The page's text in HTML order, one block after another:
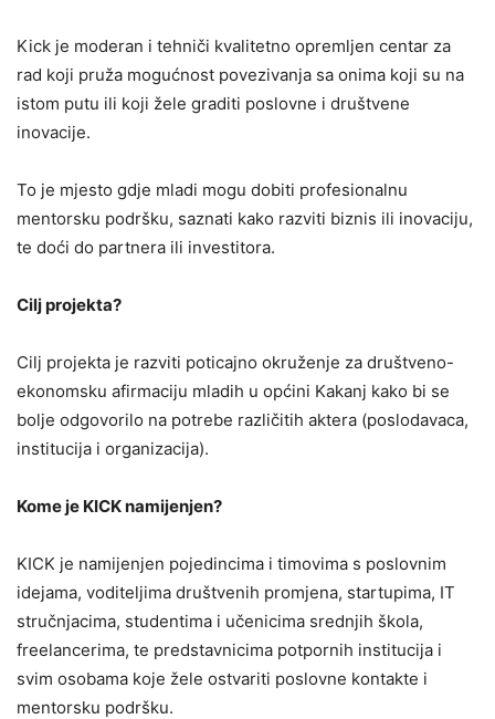
Kick je moderan i tehniči kvalitetno opremljen centar za
rad koji pruža mogućnost povezivanja sa onima koji su na
istom putu ili koji žele graditi poslovne i društvene
inovacije.
To je mjesto gdje mladi mogu dobiti profesionalnu
mentorsku podršku, saznati kako razviti biznis ili inovaciju,
te doći do partnera ili investitora.
Cilj projekta?
Cilj projekta je razviti poticajno okruženje za društveno-
ekonomsku afirmaciju mladih u općini Kakanj kako bi se
bolje odgovorilo na potrebe različitih aktera (poslodavaca,
institucija i organizacija).
Kome je KICK namijenjen?
KICK je namijenjen pojedincima i timovima s poslovnim
idejama, voditeljima društvenih promjena, startupima, IT
stručnjacima, studentima i učenicima srednjih škola,
freelancerima, te predstavnicima potpornih institucija i
svim osobama koje žele ostvariti poslovne kontakte i
mentorsku podršku.